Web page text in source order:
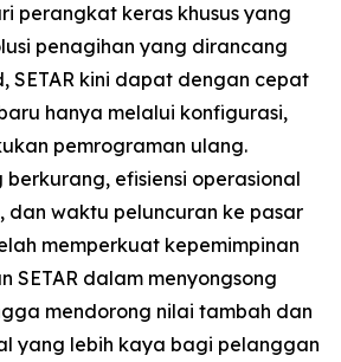
perangkat keras khusus yang
penagihan yang dirancang
SETAR kini dapat dengan cepat
hanya melalui konfigurasi,
pemrograman ulang.
berkurang, efisiensi operasional
waktu peluncuran ke pasar
memperkuat kepemimpinan
SETAR dalam menyongsong
mendorong nilai tambah dan
yang lebih kaya bagi pelanggan